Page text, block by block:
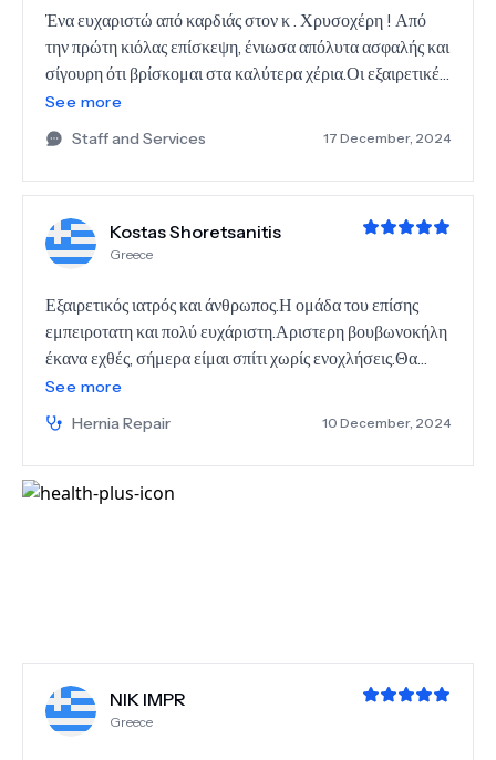
Ένα ευχαριστώ από καρδιάς στον κ . Χρυσοχέρη ! Από
την πρώτη κιόλας επίσκεψη, ένιωσα απόλυτα ασφαλής και
σίγουρη ότι βρίσκομαι στα καλύτερα χέρια.Οι εξαιρετικές
ιατρικές γνώσεις , η εμπειρία του , αλλά και η
ενσυναίσθηση που επιδεικνύει πραγματικά τον
ξεχωρίζουν . Με άκουσε με προσοχή, μου εξήγησε τα
πάντα με απλότητα και σαφήνεια, και έδειξε πραγματικό
επίσης καταπληκτική – επαγγελματίες, ευγενείς και πάντα
διαθέσιμοι για οτιδήποτε χρειάστηκα. Τον συστήνω
που συνδυάζει άριστες ιατρικές γνώσεις, επαγγελματισμό
και ανθρωπιά!
See more
Staff and Services
17 December, 2024
Kostas Shoretsanitis
Greece
Εξαιρετικός ιατρός και άνθρωπος.Η ομάδα του επίσης
εμπειροτατη και πολύ ευχάριστη.Αριστερη βουβωνοκήλη
έκανα εχθές, σήμερα είμαι σπίτι χωρίς ενοχλήσεις.Θα
ξαναπάω 😀😀. Ευχαριστώ.
See more
Hernia Repair
10 December, 2024
NIK IMPR
Greece